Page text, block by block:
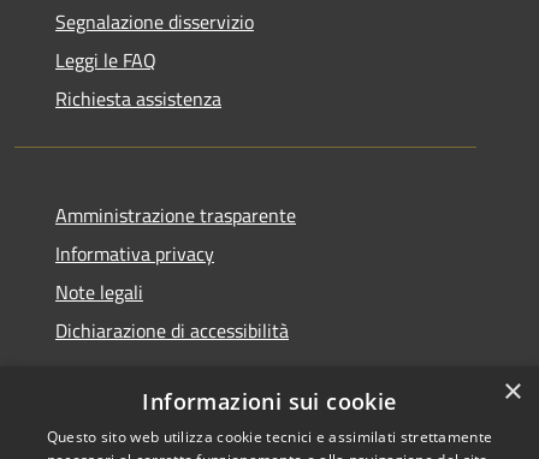
Segnalazione disservizio
Leggi le FAQ
Richiesta assistenza
Amministrazione trasparente
Informativa privacy
Note legali
Dichiarazione di accessibilità
RSS Copyright © 2026 • Comune di
×
Informazioni sui cookie
Questo sito web utilizza cookie tecnici e assimilati strettamente